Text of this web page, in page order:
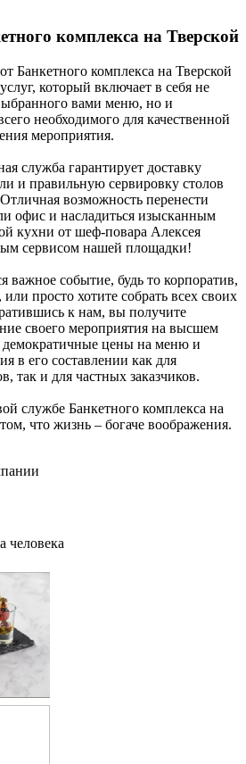
комплекса на Тверской
Банкетного комплекса на Тверской
который включает в себя не
вами меню, но и
необходимого для качественной
мероприятия.
служба гарантирует доставку
и правильную сервировку столов
возможность перенести
офис и насладиться изысканным
кухни от шеф-повара Алексея
сервисом нашей площадки!
важное событие, будь то корпоратив,
просто хотите собрать всех своих
к нам, вы получите
своего мероприятия на высшем
цены на меню и
в его составлении как для
так и для частных заказчиков.
службе Банкетного комплекса на
что жизнь – богаче воображения.
человека